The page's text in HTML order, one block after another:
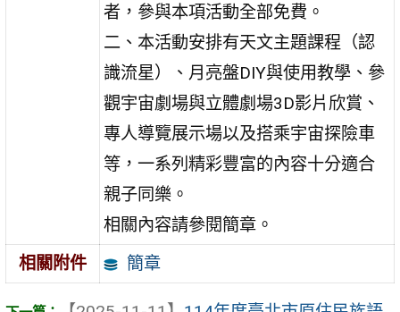
者，參與本項活動全部免費。
二、本活動安排有天文主題課程（認
識流星）、月亮盤DIY與使用教學、參
觀宇宙劇場與立體劇場3D影片欣賞、
專人導覽展示場以及搭乘宇宙探險車
等，一系列精彩豐富的內容十分適合
親子同樂。
相關內容請參閱簡章。
相關附件
簡章